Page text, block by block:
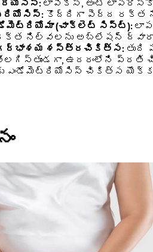
లాపెక్స్, అంటే
కొద్దిగా పెద్ద రక్త
(చాక్లెట్ సిస్ట్):
నిల్వలను అబ్లేషన్ ద్వారా
శస్త్రచికిత్స:
ఉదరంలోని
ఎండోమెట్రియోసిస్ చికిత్స